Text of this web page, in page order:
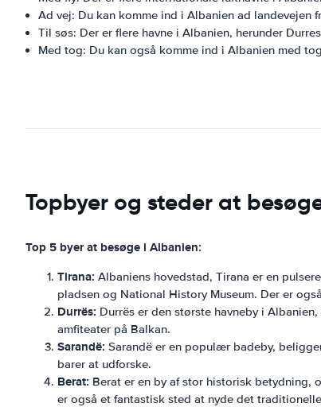
Ad vej: Du kan komme ind i Albanien ad
Til søs: Der er flere havne i Albanien, herunder
Med tog: Du kan også komme ind i Albanien med
Topbyer og steder at
Top 5 byer at besøge i Albanien:
Tirana: Albaniens hovedstad, Tirana er en
pladsen og National History Museum. Der er
Durrës: Durrës er den største havneby i
amfiteater på Balkan.
Sarandë: Sarandë er en populær badeby,
barer at udforske.
Berat: Berat er en by af stor historisk betydning,
er også et fantastisk sted at nyde det